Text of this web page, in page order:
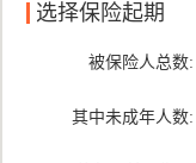
选择保险起期
被保险人总数:
其中未成年人数: